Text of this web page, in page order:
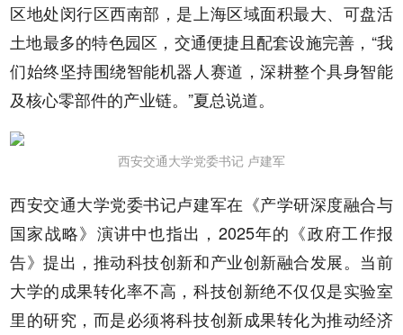
区地处闵行区西南部，是上海区域面积最大、可盘活
土地最多的特色园区，交通便捷且配套设施完善，“我
们始终坚持围绕智能机器人赛道，深耕整个具身智能
及核心零部件的产业链。”夏总说道。
西安交通大学党委书记 卢建军
西安交通大学党委书记卢建军在《产学研深度融合与
国家战略》演讲中也指出，2025年的《政府工作报
告》提出，推动科技创新和产业创新融合发展。当前
大学的成果转化率不高，科技创新绝不仅仅是实验室
里的研究，而是必须将科技创新成果转化为推动经济